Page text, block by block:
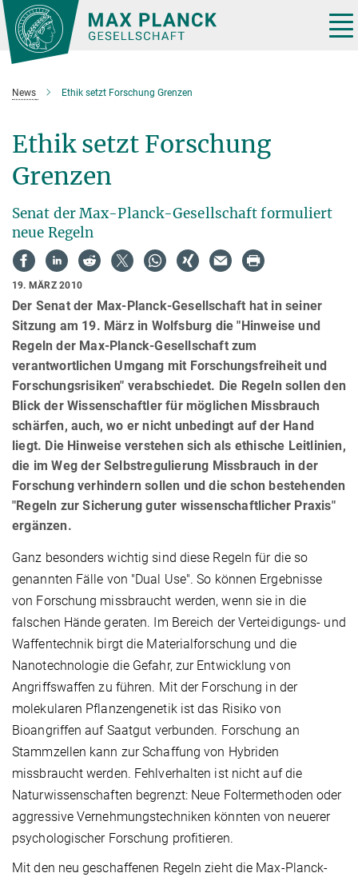
Hauptinhalt
News Ethik setzt Forschung Grenzen
Ethik setzt Forschung
Grenzen
Senat der Max-Planck-Gesellschaft formuliert
neue Regeln
19. MÄRZ 2010
Der Senat der Max-Planck-Gesellschaft hat in seiner
Sitzung am 19. März in Wolfsburg die "Hinweise und
Regeln der Max-Planck-Gesellschaft zum
verantwortlichen Umgang mit Forschungsfreiheit und
Forschungsrisiken" verabschiedet. Die Regeln sollen den
Blick der Wissenschaftler für möglichen Missbrauch
schärfen, auch, wo er nicht unbedingt auf der Hand
liegt. Die Hinweise verstehen sich als ethische Leitlinien,
die im Weg der Selbstregulierung Missbrauch in der
Forschung verhindern sollen und die schon bestehenden
"Regeln zur Sicherung guter wissenschaftlicher Praxis"
ergänzen.
Ganz besonders wichtig sind diese Regeln für die so
genannten Fälle von "Dual Use". So können Ergebnisse
von Forschung missbraucht werden, wenn sie in die
falschen Hände geraten. Im Bereich der Verteidigungs- und
Waffentechnik birgt die Materialforschung und die
Nanotechnologie die Gefahr, zur Entwicklung von
Angriffswaffen zu führen. Mit der Forschung in der
molekularen Pflanzengenetik ist das Risiko von
Bioangriffen auf Saatgut verbunden. Forschung an
Stammzellen kann zur Schaffung von Hybriden
missbraucht werden. Fehlverhalten ist nicht auf die
Naturwissenschaften begrenzt: Neue Foltermethoden oder
aggressive Vernehmungstechniken könnten von neuerer
psychologischer Forschung profitieren.
Mit den neu geschaffenen Regeln zieht die Max-Planck-